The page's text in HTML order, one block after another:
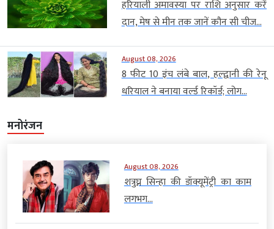
हरियाली अमावस्या पर राशि अनुसार करें
दान, मेष से मीन तक जानें कौन सी चीज...
August 08, 2026
8 फीट 10 इंच लंबे बाल, हल्द्वानी की रेनू
धरियाल ने बनाया वर्ल्ड रिकॉर्ड; लोग...
मनोरंजन
August 08, 2026
शत्रुघ्न सिन्हा की डॉक्यूमेंट्री का काम
लगभग...